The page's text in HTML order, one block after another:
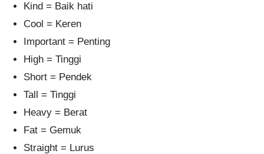
Kind = Baik hati
Cool = Keren
Important = Penting
High = Tinggi
Short = Pendek
Tall = Tinggi
Heavy = Berat
Fat = Gemuk
Straight = Lurus